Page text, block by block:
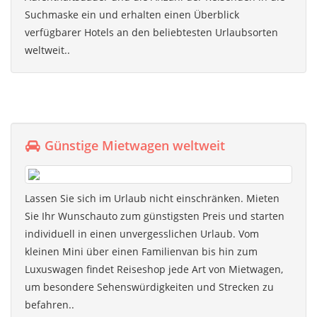
Suchmaske ein und erhalten einen Überblick
verfügbarer Hotels an den beliebtesten Urlaubsorten
weltweit..
Günstige Mietwagen weltweit
Lassen Sie sich im Urlaub nicht einschränken. Mieten
Sie Ihr Wunschauto zum günstigsten Preis und starten
individuell in einen unvergesslichen Urlaub. Vom
kleinen Mini über einen Familienvan bis hin zum
Luxuswagen findet Reiseshop jede Art von Mietwagen,
um besondere Sehenswürdigkeiten und Strecken zu
befahren..